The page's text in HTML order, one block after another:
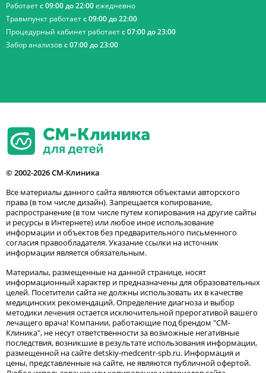
Работаетс 09:00 до 22:00ежедневно
Травмпункт работаетс 09:00 до 22:00
Процедурный кабинет работаетс 07:00 до 23:00
Забор анализовс 07:00 до 23:00
© 2002-2026 СМ-Клиника
Все материалы данного сайта являются объектами авторского
права (в том числе дизайн). Запрещается копирование,
распространение (в том числе путем копирования на другие сайты
и ресурсы в Интернете) или любое иное использование
информации и объектов без предварительного письменного
согласия правообладателя. Указание ссылки на источник
информации является обязательным.
Материалы, размещенные на данной странице, носят
информационный характер и предназначены для образовательных
целей. Посетители сайта не должны использовать их в качестве
медицинских рекомендаций. Определение диагноза и выбор
методики лечения остается исключительной прерогативой вашего
лечащего врача! Компании, работающие под брендом "СМ-
Клиника", не несут ответственности за возможные негативные
последствия, возникшие в результате использования информации,
размещенной на сайте detskiy-medcentr-spb.ru. Информация и
цены, представленные на сайте, не являются публичной офертой.